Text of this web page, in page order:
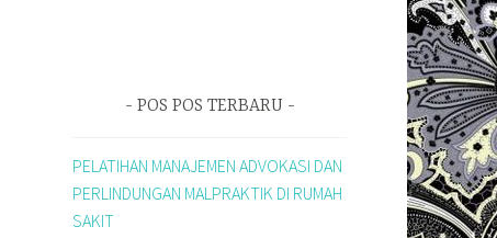
POS POS TERBARU
PELATIHAN MANAJEMEN ADVOKASI DAN
PERLINDUNGAN MALPRAKTIK DI RUMAH
SAKIT